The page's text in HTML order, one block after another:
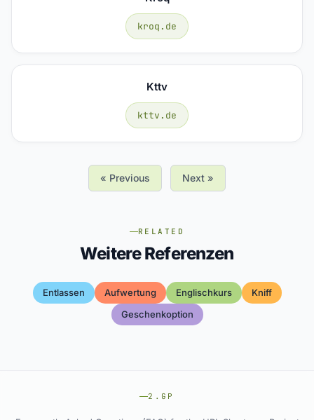
kroq.de
Kttv
kttv.de
« Previous Next »
RELATED
Weitere Referenzen
Entlassen Aufwertung Englischkurs
Kniff
Geschenkoption
2.GP